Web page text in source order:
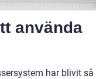
använda
har blivit så